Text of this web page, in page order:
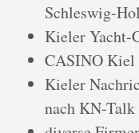
Schleswig-
Kieler Yacht-
CASINO Kiel
Kieler
nach KN-